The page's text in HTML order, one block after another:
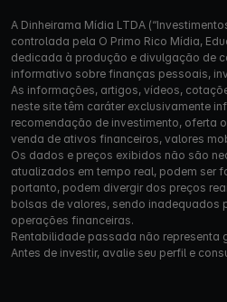
A Dinheirama Mídia LTDA
controlada pela O Primo Rico Mídia,
dedicada à produção e divulgação de
informativo sobre finanças pessoais,
As informações, artigos, vídeos,
neste site têm caráter exclusivamente
recomendação de investimento, oferta
venda de ativos financeiros, valores
Os dados e preços exibidos não são
atualizados em tempo real, podem ser
portanto, podem divergir dos preços
bolsas de valores, sendo inadequados
operações financeiras.
Rentabilidade passada não representa
Antes de investir, avalie seu perfil e